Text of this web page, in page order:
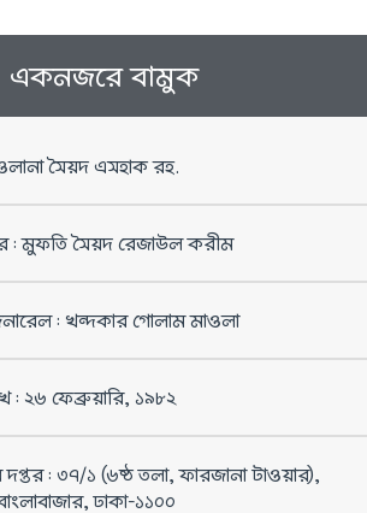
একনজরে বামুক
সৈয়দ এসহাক রহ.
: মুফতি সৈয়দ রেজাউল করীম
: খন্দকার গোলাম মাওলা
: ২৬ ফেব্রুয়ারি, ১৯৮২
দপ্তর : ৩৭/১ (৬ষ্ঠ তলা, ফারজানা টাওয়ার),
ঢাকা-১১০০